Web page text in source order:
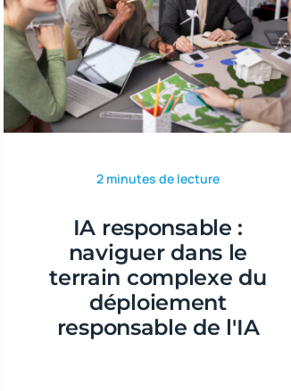
2 minutes de lecture
IA responsable :
naviguer dans le
terrain complexe du
déploiement
responsable de l'IA